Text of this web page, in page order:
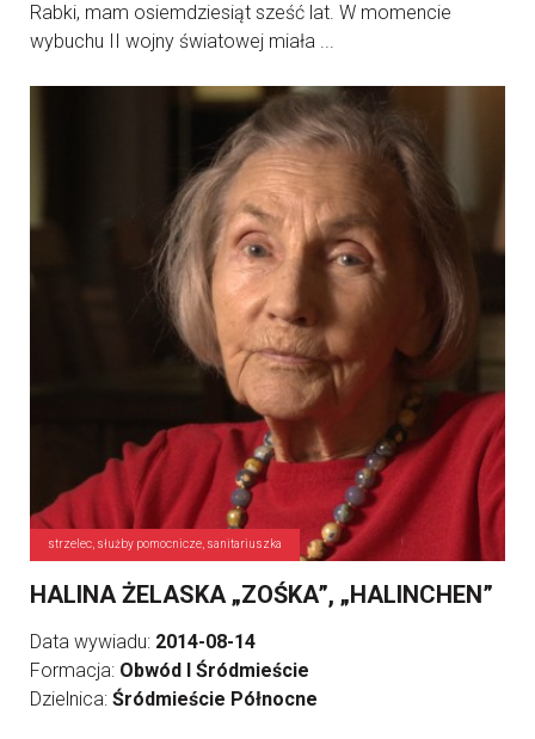
Rabki, mam osiemdziesiąt sześć lat. W momencie
wybuchu II wojny światowej miała ...
strzelec, służby pomocnicze, sanitariuszka
HALINA ŻELASKA „ZOŚKA”, „HALINCHEN”
Data wywiadu: 2014-08-14
Formacja: Obwód I Śródmieście
Dzielnica: Śródmieście Północne